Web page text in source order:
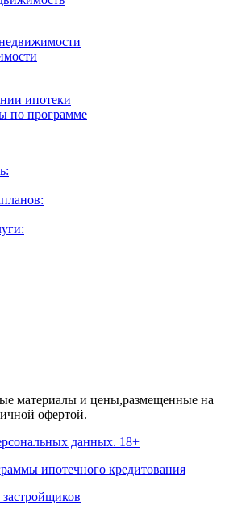
ипотеки
по программе
материалы и цены,размещенные на
офертой.
данных. 18+
ипотечного кредитования